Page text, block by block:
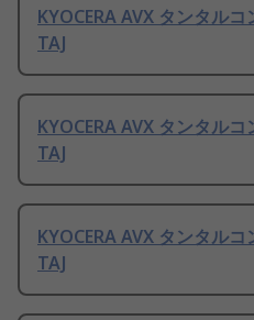
KYOCERA AVX タンタル
TAJ
KYOCERA AVX タンタル
TAJ
KYOCERA AVX タンタル
TAJ